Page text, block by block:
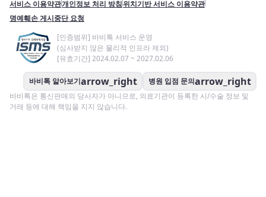
서비스 이용약관개인정보 처리 방침위치기반 서비스 이용약관
명예훼손 게시중단 요청
[인증범위] 바비톡 서비스 운영
(심사받지 않은 물리적 인프라 제외)
[유효기간] 2024.02.07 ~ 2027.02.06
바비톡 알아보기arrow_right 병원 입점 문의arrow_right
바비톡은 통신판매의 당사자가 아니므로, 의료기관이 등록한 시/수술 정보 및
거래 등에 대해 책임을 지지 않습니다.